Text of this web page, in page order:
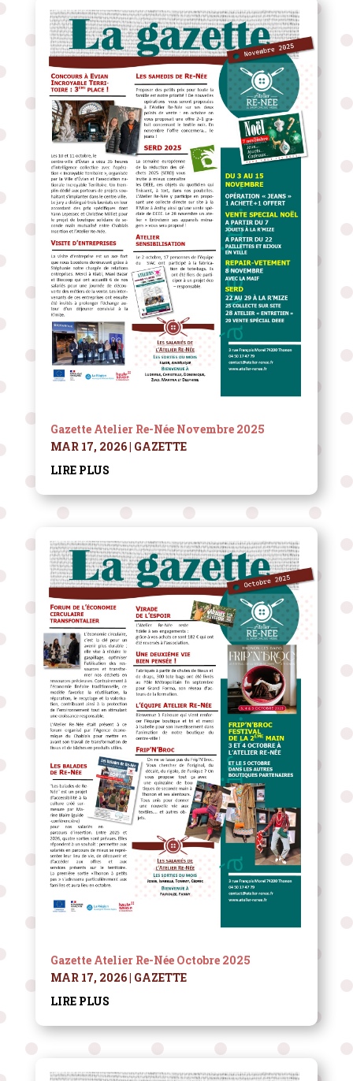
Gazette Atelier Re-Née Novembre 2025
MAR 17, 2026| GAZETTE
LIRE PLUS
Gazette Atelier Re-Née Octobre 2025
MAR 17, 2026| GAZETTE
LIRE PLUS